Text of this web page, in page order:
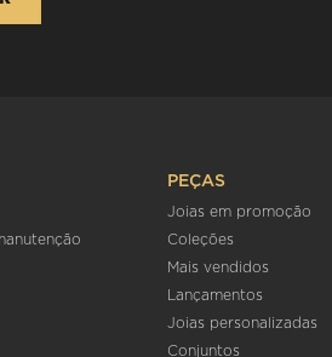
PEÇAS
Joias em promoção
Coleções
Mais vendidos
Lançamentos
Joias personalizadas
Conjuntos